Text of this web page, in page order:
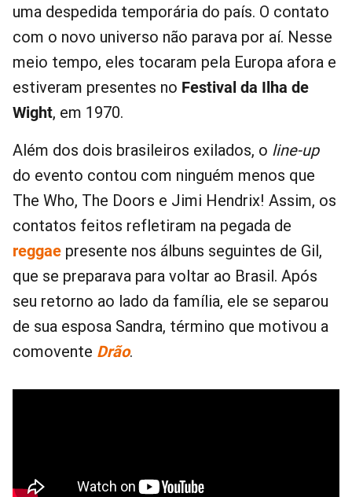
uma despedida temporária do país. O contato
com o novo universo não parava por aí. Nesse
meio tempo, eles tocaram pela Europa afora e
estiveram presentes no Festival da Ilha de
Wight, em 1970.
Além dos dois brasileiros exilados, o line-up
do evento contou com ninguém menos que
The Who, The Doors e Jimi Hendrix! Assim, os
contatos feitos refletiram na pegada de
reggae presente nos álbuns seguintes de Gil,
que se preparava para voltar ao Brasil. Após
seu retorno ao lado da família, ele se separou
de sua esposa Sandra, término que motivou a
comovente Drão.